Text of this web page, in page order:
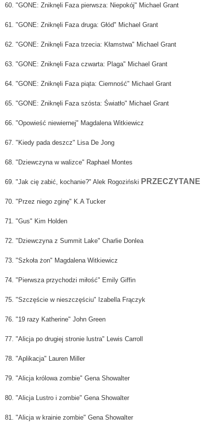
60. "GONE: Zniknęli Faza pierwsza: Niepokój" Michael Grant
61. "GONE: Zniknęli Faza druga: Głód" Michael Grant
62. "GONE: Zniknęli Faza trzecia: Kłamstwa" Michael Grant
63. "GONE: Zniknęli Faza czwarta: Plaga" Michael Grant
64. "GONE: Zniknęli Faza piąta: Ciemność" Michael Grant
65. "GONE: Zniknęli Faza szósta: Światło" Michael Grant
66. "Opowieść niewiernej" Magdalena Witkiewicz
67. "Kiedy pada deszcz" Lisa De Jong
68. "Dziewczyna w walizce" Raphael Montes
69. "Jak cię zabić, kochanie?" Alek Rogoziński PRZECZYTANE
70. "Przez niego zginę" K.A Tucker
71. "Gus" Kim Holden
72. "Dziewczyna z Summit Lake" Charlie Donlea
73. "Szkoła żon" Magdalena Witkiewicz
74. "Pierwsza przychodzi miłość" Emily Giffin
75. "Szczęście w nieszczęściu" Izabella Frączyk
76. "19 razy Katherine" John Green
77. "Alicja po drugiej stronie lustra" Lewis Carroll
78. "Aplikacja" Lauren Miller
79. "Alicja królowa zombie" Gena Showalter
80. "Alicja Lustro i zombie" Gena Showalter
81. "Alicja w krainie zombie" Gena Showalter